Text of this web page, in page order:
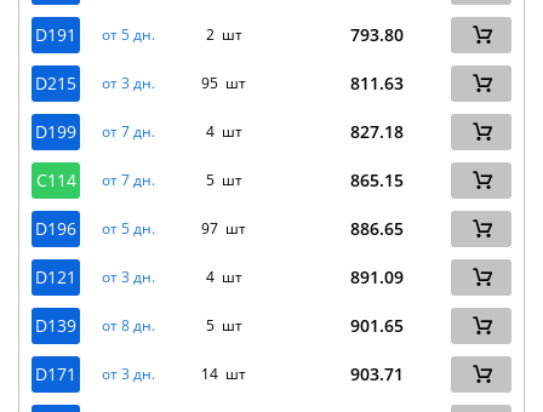
D191 от 5 дн. 2 шт 793.80
D215 от 3 дн. 95 шт 811.63
D199 от 7 дн. 4 шт 827.18
C114 от 7 дн. 5 шт 865.15
D196 от 5 дн. 97 шт 886.65
D121 от 3 дн. 4 шт 891.09
D139 от 8 дн. 5 шт 901.65
D171 от 3 дн. 14 шт 903.71